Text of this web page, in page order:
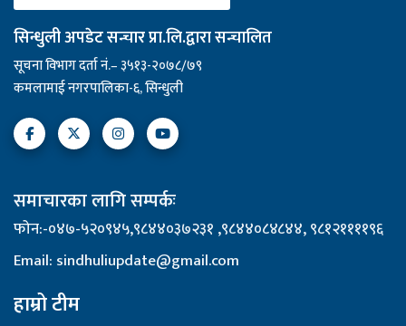
सिन्धुली अपडेट सन्चार प्रा.लि.द्वारा सन्चालित
सूचना विभाग दर्ता नं.– ३५१३-२०७८/७९
कमलामाई नगरपालिका-६, सिन्धुली
समाचारका लागि सम्पर्कः
फोन:-०४७-५२०९४५,९८४४०३७२३१ ,९८४४०८४८४४, ९८१२११११९६
Email: sindhuliupdate@gmail.com
हाम्रो टीम